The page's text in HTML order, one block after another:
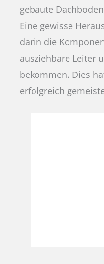
gebaute
Eine gewisse
darin die
ausziehbare Leiter
bekommen. Dies
erfolgreich